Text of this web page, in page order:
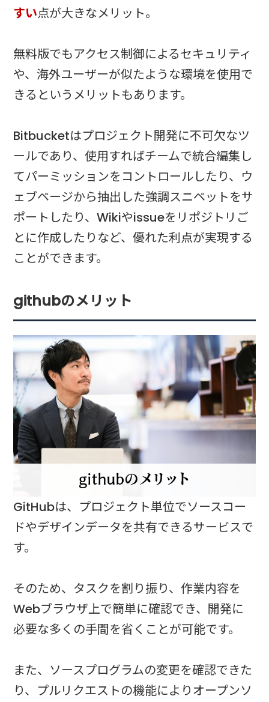
すい点が大きなメリット。
無料版でもアクセス制御によるセキュリティ
や、海外ユーザーが似たような環境を使用で
きるというメリットもあります。
Bitbucketはプロジェクト開発に不可欠なツ
ールであり、使用すればチームで統合編集し
てパーミッションをコントロールしたり、ウ
ェブページから抽出した強調スニペットをサ
ポートしたり、Wikiやissueをリポジトリご
とに作成したりなど、優れた利点が実現する
ことができます。
githubのメリット
GitHubは、プロジェクト単位でソースコー
ドやデザインデータを共有できるサービスで
す。
そのため、タスクを割り振り、作業内容を
Webブラウザ上で簡単に確認でき、開発に
必要な多くの手間を省くことが可能です。
また、ソースプログラムの変更を確認できた
り、プルリクエストの機能によりオープンソ